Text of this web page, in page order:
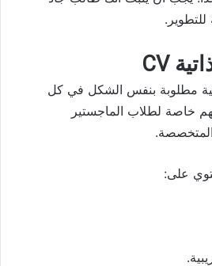
للتطوير.
مطلوبة بنفس الشكل في كل
خاصة لطلاب الماجستير
المتخصصة.
على: